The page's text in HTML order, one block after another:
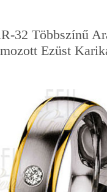
32 Többszínű
Ezüst